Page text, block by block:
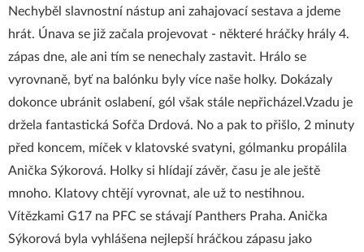
Nechyběl slavnostní nástup ani zahajovací sestava a jdeme
hrát. Únava se již začala projevovat - některé hráčky hrály 4.
zápas dne, ale ani tím se nenechaly zastavit. Hrálo se
vyrovnaně, byť na balónku byly více naše holky. Dokázaly
dokonce ubránit oslabení, gól však stále nepřicházel.Vzadu je
držela fantastická Sofča Drdová. No a pak to přišlo, 2 minuty
před koncem, míček v klatovské svatyni, gólmanku propálila
Anička Sýkorová. Holky si hlídají závěr, času je ale ještě
mnoho. Klatovy chtějí vyrovnat, ale už to nestihnou.
Vítězkami G17 na PFC se stávají Panthers Praha. Anička
Sýkorová byla vyhlášena nejlepší hráčkou zápasu jako